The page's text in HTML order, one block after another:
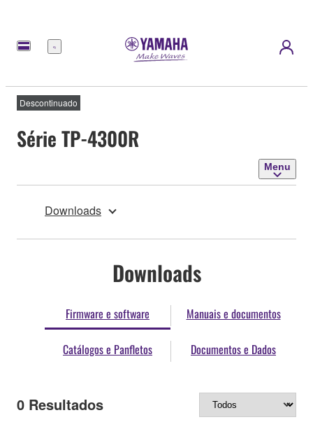
Menu
Descontinuado
Série TP-4300R
Menu
Downloads
Downloads
Firmware e software Manuais e documentos
Catálogos e Panfletos Documentos e Dados
0 Resultados